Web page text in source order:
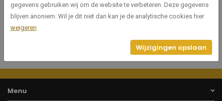
Artikelnummer 188100
Menu
gegevens gebruiken wij om de website te verbeteren. Deze gegevens
blijven anoniem. Wil je dit niet dan kan je de analytische cookies hier
weigeren
Wijzigingen opslaan